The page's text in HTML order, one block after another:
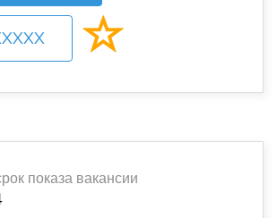
показа вакансии